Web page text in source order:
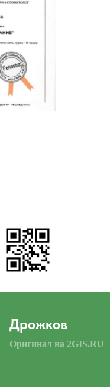
Дрожков
Оригинал на 2GIS.RU